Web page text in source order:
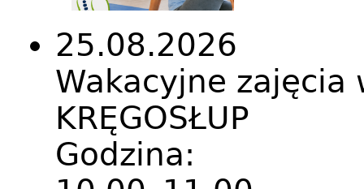
25.08.2026
Wakacyjne zajęcia
KRĘGOSŁUP
Godzina: